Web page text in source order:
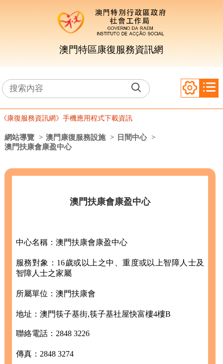
澳門特區康復服務資訊網
《康復服務資訊網》手機應用程式下載資訊
網站導覽 > 澳門康復服務設施 > 日間中心 >
澳門扶康會康盈中心
澳門扶康會康盈中心
中心名稱：澳門扶康會康盈中心
服務對象：16歲或以上之中、重度或以上智障人士及
智障人士之家屬
所屬單位：澳門扶康會
地址：澳門筷子基街,筷子基社屋快富樓4樓B
聯絡電話：2848 3226
傳真：2848 3274